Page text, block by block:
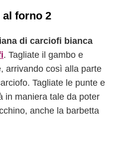
forno 2
di carciofi bianca
. Tagliate il gambo e
arrivando così alla parte
Tagliate le punte e
in maniera tale da poter
anche la barbetta